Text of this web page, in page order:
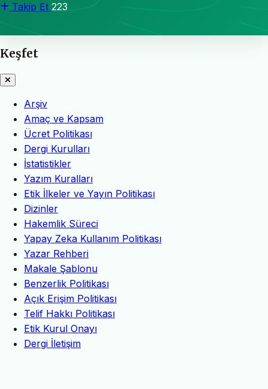
Takip Et 223
Keşfet
Arşiv
Amaç ve Kapsam
Ücret Politikası
Dergi Kurulları
İstatistikler
Yazım Kuralları
Etik İlkeler ve Yayın Politikası
Dizinler
Hakemlik Süreci
Yapay Zeka Kullanım Politikası
Yazar Rehberi
Makale Şablonu
Benzerlik Politikası
Açık Erişim Politikası
Telif Hakkı Politikası
Etik Kurul Onayı
Dergi İletişim